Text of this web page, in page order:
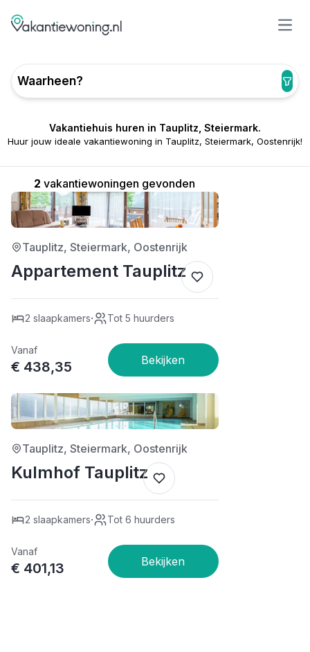
Waarheen?
Vakantiehuis huren in Tauplitz, Steiermark.
Huur jouw ideale vakantiewoning in Tauplitz, Steiermark, Oostenrijk!
2 vakantiewoningen gevonden
3/5
Tauplitz, Steiermark, Oostenrijk
Appartement Tauplitz
2 slaapkamers· Tot 5 huurders
Vanaf
€ 438,35
Tauplitz, Steiermark, Oostenrijk
Kulmhof Tauplitz
2 slaapkamers· Tot 6 huurders
Vanaf
€ 401,13